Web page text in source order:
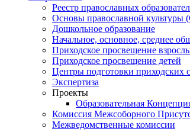
Реестр православных
Основы православной
Дошкольное образование
Начальное, основное, среднее
Приходское просвещение
Приходское просвещение детей
Центры подготовки приходских
Экспертиза
Проекты
Образовательная
Комиссия Межсоборного
Межведомственные комиссии